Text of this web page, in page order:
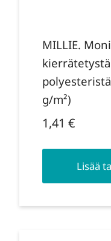
MILLIE.
g/m²)
1,41 €
Lisää